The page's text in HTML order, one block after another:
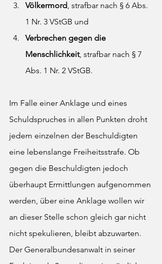
Völkermord, strafbar nach § 6 Abs.
1 Nr. 3 VStGB und
Verbrechen gegen die
Menschlichkeit, strafbar nach § 7
Abs. 1 Nr. 2 VStGB.
Im Falle einer Anklage und eines
Schuldspruches in allen Punkten droht
jedem einzelnen der Beschuldigten
eine lebenslange Freiheitsstrafe. Ob
gegen die Beschuldigten jedoch
überhaupt Ermittlungen aufgenommen
werden, über eine Anklage wollen wir
an dieser Stelle schon gleich gar nicht
nicht spekulieren, bleibt abzuwarten.
Der Generalbundesanwalt in seiner